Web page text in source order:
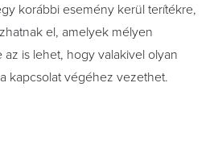
korábbi esemény kerül terítékre,
el, amelyek mélyen
is lehet, hogy valakivel olyan
kapcsolat végéhez vezethet.